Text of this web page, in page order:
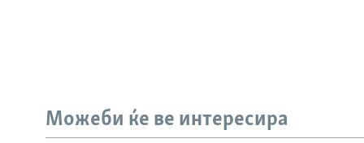
Можеби ќе ве интересира